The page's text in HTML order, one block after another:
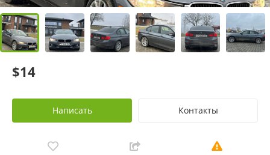
$14
Написать Контакты